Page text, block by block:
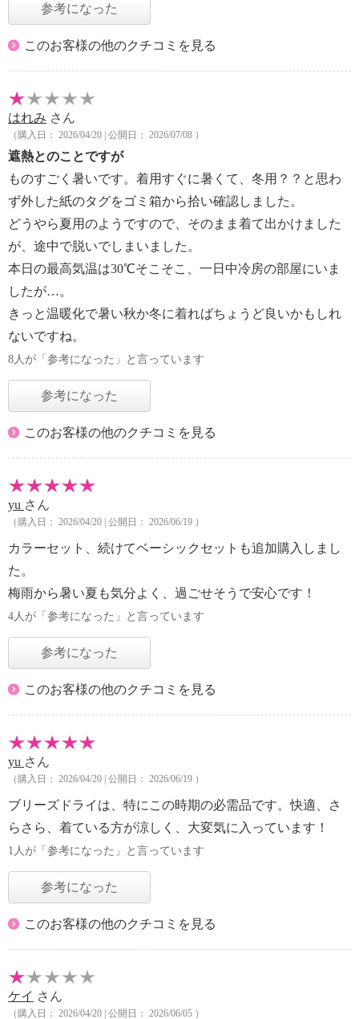
参考になった
このお客様の他のクチコミを見る
はれみ さん
（購入日： 2026/04/20 | 公開日： 2026/07/08 ）
遮熱とのことですが
ものすごく暑いです。着用すぐに暑くて、冬用？？と思わ
ず外した紙のタグをゴミ箱から拾い確認しました。
どうやら夏用のようですので、そのまま着て出かけました
が、途中で脱いでしまいました。
本日の最高気温は30℃そこそこ、一日中冷房の部屋にいま
したが…。
きっと温暖化で暑い秋か冬に着ればちょうど良いかもしれ
ないですね。
8人が「参考になった」と言っています
参考になった
このお客様の他のクチコミを見る
yu さん
（購入日： 2026/04/20 | 公開日： 2026/06/19 ）
カラーセット、続けてベーシックセットも追加購入しまし
た。
梅雨から暑い夏も気分よく、過ごせそうで安心です！
4人が「参考になった」と言っています
参考になった
このお客様の他のクチコミを見る
yu さん
（購入日： 2026/04/20 | 公開日： 2026/06/19 ）
ブリーズドライは、特にこの時期の必需品です。快適、さ
らさら、着ている方が涼しく、大変気に入っています！
1人が「参考になった」と言っています
参考になった
このお客様の他のクチコミを見る
ケイ さん
（購入日： 2026/04/20 | 公開日： 2026/06/05 ）